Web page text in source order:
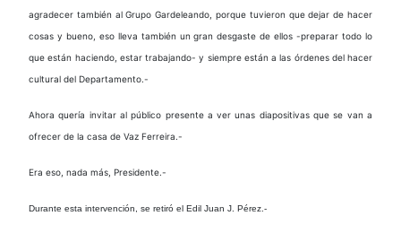
agradecer también al Grupo Gardeleando, porque tuvieron que dejar de hacer
cosas y bueno, eso lleva también un gran desgaste de ellos -preparar todo lo
que están haciendo, estar trabajando- y siempre están a las órdenes del hacer
cultural del Departamento.-
Ahora quería invitar al público presente a ver unas diapositivas que se van a
ofrecer de la casa de Vaz Ferreira.-
Era eso, nada más, Presidente.-
Durante esta intervención, se retiró el Edil Juan J. Pérez.-